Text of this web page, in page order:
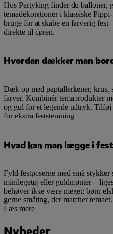
Hos Partyking finder du balloner,
temadekorationer i klassiske
bruge for at skabe en farverig fest
direkte til døren.
Hvordan dækker man
Dæk op med paptallerkener, krus,
farver. Kombinér temaprodukter
og gul for et legende udtryk. Tilføj
for ekstra feststemning.
Hvad kan man lægge i
Fyld festposerne med små
minilegetøj eller guldmønter –
behøver ikke være meget; børn
gerne småting, der matcher temaet.
Læs mere